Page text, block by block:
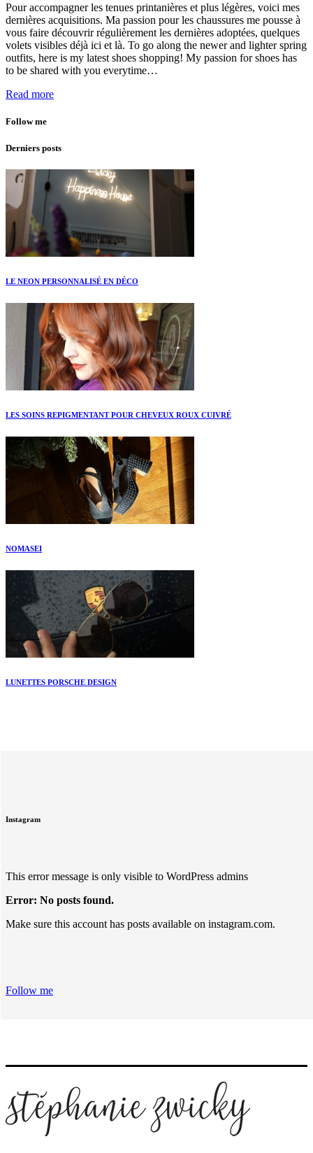
Pour accompagner les tenues printanières et plus légères, voici mes
dernières acquisitions. Ma passion pour les chaussures me pousse à
vous faire découvrir régulièrement les dernières adoptées, quelques
volets visibles déjà ici et là. To go along the newer and lighter spring
outfits, here is my latest shoes shopping! My passion for shoes has
to be shared with you everytime…
Read more
Follow me
Derniers posts
LE NEON PERSONNALISÉ EN DÉCO
LES SOINS REPIGMENTANT POUR CHEVEUX ROUX CUIVRÉ
NOMASEI
LUNETTES PORSCHE DESIGN
Instagram
This error message is only visible to WordPress admins
Error: No posts found.
Make sure this account has posts available on instagram.com.
Follow me